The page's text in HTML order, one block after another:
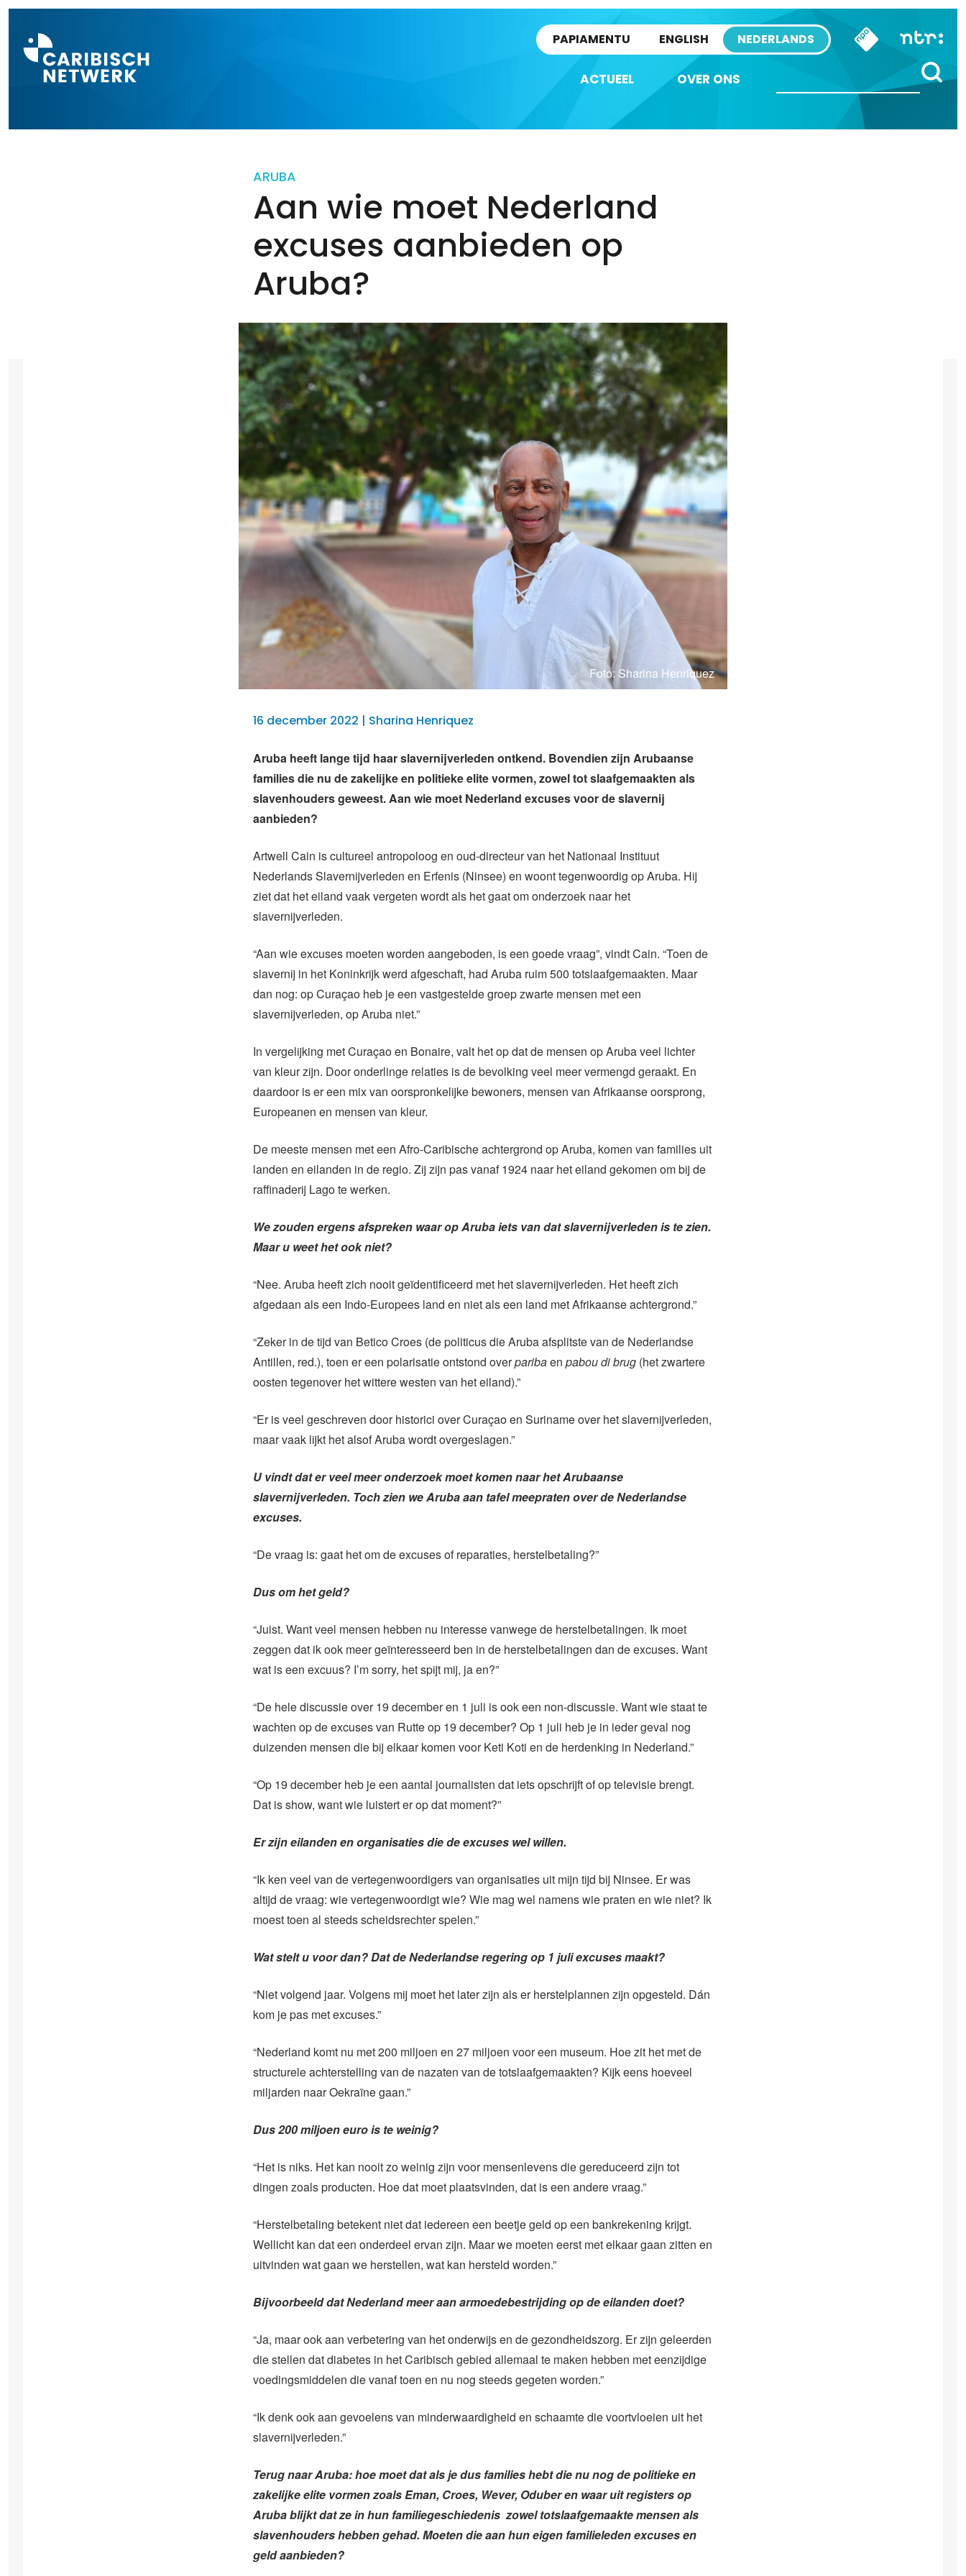
PAPIAMENTU ENGLISH NEDERLANDS
ACTUEEL OVER ONS
ARUBA
Aan wie moet Nederland
excuses aanbieden op
Aruba?
Foto: Sharina Henriquez
16 december 2022 | Sharina Henriquez
Aruba heeft lange tijd haar slavernijverleden ontkend. Bovendien zijn Arubaanse
families die nu de zakelijke en politieke elite vormen, zowel tot slaafgemaakten als
slavenhouders geweest. Aan wie moet Nederland excuses voor de slavernij
aanbieden?
Artwell Cain is cultureel antropoloog en oud-directeur van het Nationaal Instituut
Nederlands Slavernijverleden en Erfenis (Ninsee) en woont tegenwoordig op Aruba. Hij
ziet dat het eiland vaak vergeten wordt als het gaat om onderzoek naar het
slavernijverleden.
“Aan wie excuses moeten worden aangeboden, is een goede vraag”, vindt Cain. “Toen de
slavernij in het Koninkrijk werd afgeschaft, had Aruba ruim 500 totslaafgemaakten. Maar
dan nog: op Curaçao heb je een vastgestelde groep zwarte mensen met een
slavernijverleden, op Aruba niet.”
In vergelijking met Curaçao en Bonaire, valt het op dat de mensen op Aruba veel lichter
van kleur zijn. Door onderlinge relaties is de bevolking veel meer vermengd geraakt. En
daardoor is er een mix van oorspronkelijke bewoners, mensen van Afrikaanse oorsprong,
Europeanen en mensen van kleur.
De meeste mensen met een Afro-Caribische achtergrond op Aruba, komen van families uit
landen en eilanden in de regio. Zij zijn pas vanaf 1924 naar het eiland gekomen om bij de
raffinaderij Lago te werken.
We zouden ergens afspreken waar op Aruba iets van dat slavernijverleden is te zien.
Maar u weet het ook niet?
“Nee. Aruba heeft zich nooit geïdentificeerd met het slavernijverleden. Het heeft zich
afgedaan als een Indo-Europees land en niet als een land met Afrikaanse achtergrond.”
“Zeker in de tijd van Betico Croes (de politicus die Aruba afsplitste van de Nederlandse
Antillen, red.), toen er een polarisatie ontstond overparibaen pabou di brug (het zwartere
oosten tegenover het wittere westen van het eiland).”
“Er is veel geschreven door historici over Curaçao en Suriname over het slavernijverleden,
maar vaak lijkt het alsof Aruba wordt overgeslagen.”
U vindt dat er veel meer onderzoek moet komen naar het Arubaanse
slavernijverleden. Toch zien we Aruba aan tafel meepraten over de Nederlandse
excuses.
“De vraag is: gaat het om de excuses of reparaties, herstelbetaling?”
Dus om het geld?
“Juist. Want veel mensen hebben nu interesse vanwege de herstelbetalingen. Ik moet
zeggen dat ik ook meer geïnteresseerd ben in de herstelbetalingen dan de excuses. Want
wat is een excuus? I’m sorry, het spijt mij, ja en?”
“De hele discussie over 19 december en 1 juli is ook een non-discussie. Want wie staat te
wachten op de excuses van Rutte op 19 december? Op 1 juli heb je in ieder geval nog
duizenden mensen die bij elkaar komen voor Keti Koti en de herdenking in Nederland.”
“Op 19 december heb je een aantal journalisten dat iets opschrijft of op televisie brengt.
Dat is show, want wie luistert er op dat moment?”
Er zijn eilanden en organisaties die de excuses wel willen.
“Ik ken veel van de vertegenwoordigers van organisaties uit mijn tijd bij Ninsee. Er was
altijd de vraag: wie vertegenwoordigt wie? Wie mag wel namens wie praten en wie niet? Ik
moest toen al steeds scheidsrechter spelen.”
Wat stelt u voor dan? Dat de Nederlandse regering op 1 juli excuses maakt?
“Niet volgend jaar. Volgens mij moet het later zijn als er herstelplannen zijn opgesteld. Dán
kom je pas met excuses.”
“Nederland komt nu met 200 miljoen en 27 miljoen voor een museum. Hoe zit het met de
structurele achterstelling van de nazaten van de totslaafgemaakten? Kijk eens hoeveel
miljarden naar Oekraïne gaan.”
Dus 200 miljoen euro is te weinig?
“Het is niks. Het kan nooit zo weinig zijn voor mensenlevens die gereduceerd zijn tot
dingen zoals producten. Hoe dat moet plaatsvinden, dat is een andere vraag.”
“Herstelbetaling betekent niet dat iedereen een beetje geld op een bankrekening krijgt.
Wellicht kan dat een onderdeel ervan zijn. Maar we moeten eerst met elkaar gaan zitten en
uitvinden wat gaan we herstellen, wat kan hersteld worden.”
Bijvoorbeeld dat Nederland meer aan armoedebestrijding op de eilanden doet?
“Ja, maar ook aan verbetering van het onderwijs en de gezondheidszorg. Er zijn geleerden
die stellen dat diabetes in het Caribisch gebied allemaal te maken hebben met eenzijdige
voedingsmiddelen die vanaf toen en nu nog steeds gegeten worden.”
“Ik denk ook aan gevoelens van minderwaardigheid en schaamte die voortvloeien uit het
slavernijverleden.”
Terug naar Aruba: hoe moet dat als je dus families hebt die nu nog de politieke en
zakelijke elite vormen zoals Eman, Croes, Wever, Oduber en waar uit registers op
Aruba blijkt dat ze in hun familiegeschiedenis zowel totslaafgemaakte mensen als
slavenhouders hebben gehad. Moeten die aan hun eigen familieleden excuses en
geld aanbieden?